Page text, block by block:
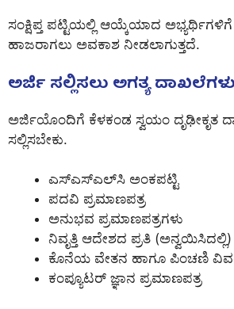
ಸಂಕ್ಷಿಪ್ತ ಪಟ್ಟಿಯಲ್ಲಿ ಆಯ್ಕೆಯಾದ ಅಭ್ಯರ್ಥಿಗಳಿಗೆ
ಹಾಜರಾಗಲು ಅವಕಾಶ ನೀಡಲಾಗುತ್ತದೆ.
ಅರ್ಜಿ ಸಲ್ಲಿಸಲು ಅಗತ್ಯ ದಾಖಲೆಗಳು
ಅರ್ಜಿಯೊಂದಿಗೆ ಕೆಳಕಂಡ ಸ್ವಯಂ ದೃಢೀಕೃತ
ಸಲ್ಲಿಸಬೇಕು.
ಎಸ್‌ಎಸ್‌ಎಲ್‌ಸಿ ಅಂಕಪಟ್ಟಿ
ಪದವಿ ಪ್ರಮಾಣಪತ್ರ
ಅನುಭವ ಪ್ರಮಾಣಪತ್ರಗಳು
ನಿವೃತ್ತಿ ಆದೇಶದ ಪ್ರತಿ (ಅನ್ವಯಿಸಿದಲ್ಲಿ)
ಕೊನೆಯ ವೇತನ ಹಾಗೂ ಪಿಂಚಣಿ
ಕಂಪ್ಯೂಟರ್ ಜ್ಞಾನ ಪ್ರಮಾಣಪತ್ರ